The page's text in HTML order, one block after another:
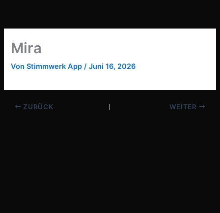
springen
Mira
VonStimmwerk App/Juni 16, 2026
ZURÜCK WEITER